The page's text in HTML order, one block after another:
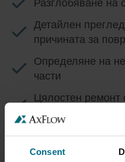
Consent
Разглобяване на
Детайлен
причината за
Определяне на
части
Цялостен ремонт
техници
Подготовка за
въвеждане в